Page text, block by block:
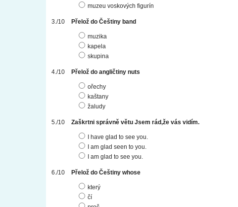
muzeu voskových figurín
Přelož do Češtiny band
muzika
kapela
skupina
Přelož do angličtiny nuts
ořechy
kaštany
žaludy
Zaškrtni správně větu Jsem rád,že vás vidím.
I have glad to see you.
I am glad seen to you.
I am glad to see you.
Přelož do Češtiny whose
který
čí